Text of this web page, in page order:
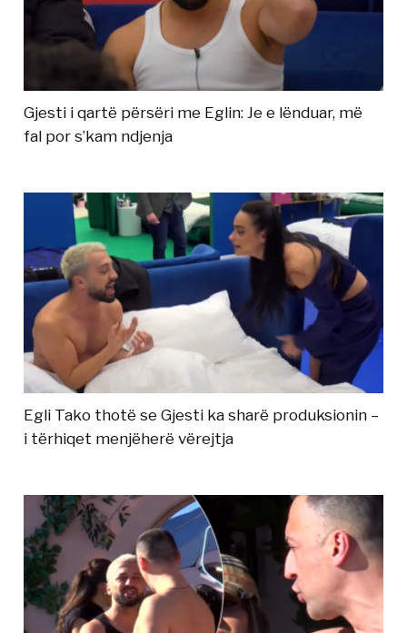
Gjesti i qartë përsëri me Eglin: Je e lënduar, më
fal por s’kam ndjenja
Egli Tako thotë se Gjesti ka sharë produksionin –
i tërhiqet menjëherë vërejtja